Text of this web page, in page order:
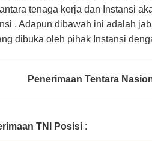
tenaga kerja dan Instansi
. Adapun dibawah ini adalah
dibuka oleh pihak Instansi
Penerimaan Tentara
TNI Posisi :